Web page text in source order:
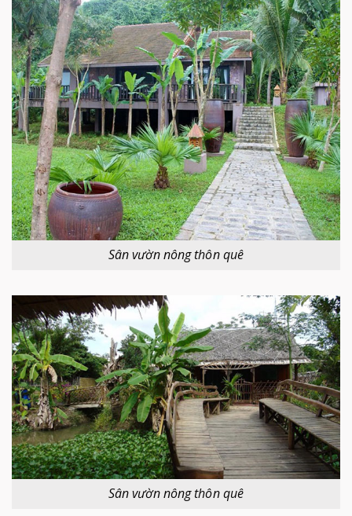
Sân vườn nông thôn quê
Sân vườn nông thôn quê